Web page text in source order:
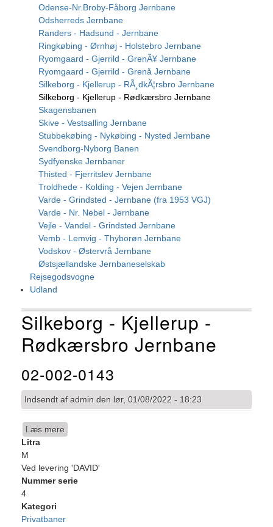
Odense-Nr.Broby-Fåborg Jernbane
Odsherreds Jernbane
Randers - Hadsund - Jernbane
Ringkøbing - Ørnhøj - Holstebro Jernbane
Ryomgaard - Gjerrild - GrenÃ¥ Jernbane
Ryomgaard - Gjerrild - Grenå Jernbane
Silkeborg - Kjellerup - RÃ¸dkÃ¦rsbro Jernbane
Silkeborg - Kjellerup - Rødkærsbro Jernbane
Skagensbanen
Skive - Vestsalling Jernbane
Stubbekøbing - Nykøbing - Nysted Jernbane
Svendborg-Nyborg Banen
Sydfyenske Jernbaner
Thisted - Fjerritslev Jernbane
Troldhede - Kolding - Vejen Jernbane
Varde - Grindsted - Jernbane (fra 1953 VGJ)
Varde - Nr. Nebel - Jernbane
Vejle - Vandel - Grindsted Jernbane
Vemb - Lemvig - Thyborøn Jernbane
Vodskov - Østervrå Jernbane
Østsjællandske Jernbaneselskab
Rejsegodsvogne
Udland
Silkeborg - Kjellerup -
Rødkærsbro Jernbane
02-002-0143
Indsendt afadmin den lør, 01/08/2022 - 18:23
Læs mere
0143
Litra
M
Ved levering 'DAVID'
Nummer serie
4
Kategori
Privatbaner